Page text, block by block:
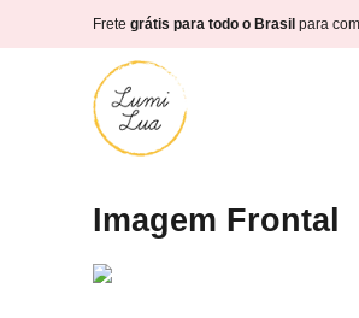
to
Frete grátis para todo o Brasil para
Imagem Frontal